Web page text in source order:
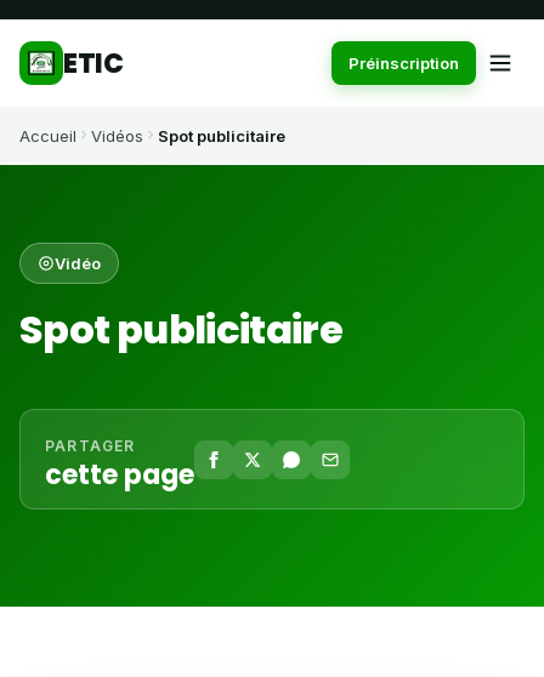
ETIC Préinscription
Accueil Vidéos Spot publicitaire
Vidéo
Spot publicitaire
PARTAGER
cette page